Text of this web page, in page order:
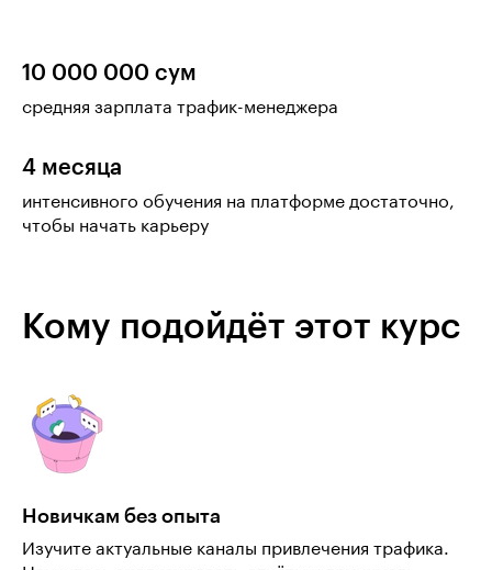
10 000 000 сум
средняя зарплата трафик-менеджера
4 месяца
интенсивного обучения на платформе достаточно,
чтобы начать карьеру
Кому подойдёт этот курс
Новичкам без опыта
Изучите актуальные каналы привлечения трафика.